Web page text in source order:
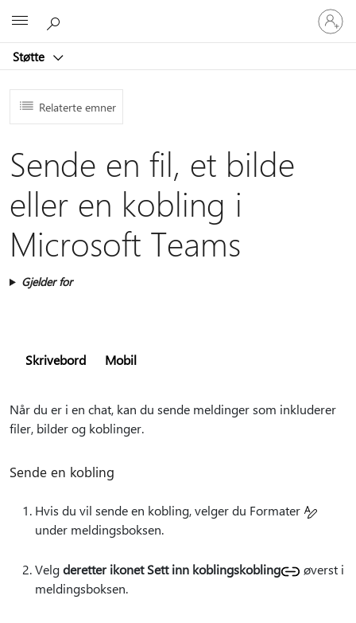
Støtte
Logg
på
kontoen
Relaterte emner
Sende en fil, et bilde
eller en kobling i
Microsoft Teams
Gjelder for
Skrivebord Mobil
Når du er i en chat, kan du sende meldinger som inkluderer
filer, bilder og koblinger.
Sende en kobling
Hvis du vil sende en kobling, velger du Formater
under meldingsboksen.
Velgderetter ikonet Sett inn koblingskobling
øverst i
meldingsboksen.